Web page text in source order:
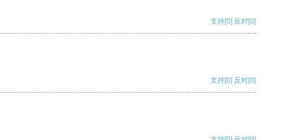
支持[0] 反对[0]
支持[0] 反对[0]